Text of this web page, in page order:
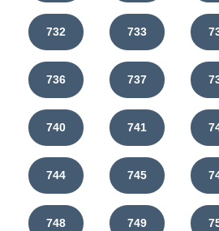
732 733
736 737
740 741
744 745
748 749